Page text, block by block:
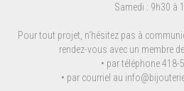
Samedi : 9h30 à
Pour tout projet, n'hésitez pas à
rendez-vous avec un membre
• par téléphone 418-
• par courriel au